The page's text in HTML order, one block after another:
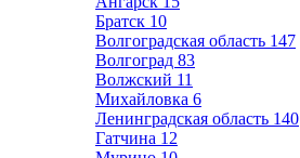
Братск 10
Волгоградская область 147
Волгоград 83
Волжский 11
Михайловка 6
Ленинградская область 140
Гатчина 12